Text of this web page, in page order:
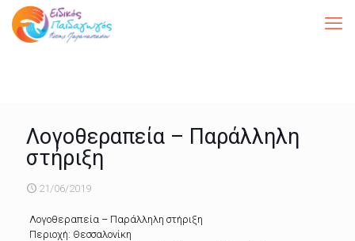
Λογοθεραπεία – Παράλληλη
στήριξη
21/06/2019
Λογοθεραπεία – Παράλληλη στήριξη
Περιοχή: Θεσσαλονίκη